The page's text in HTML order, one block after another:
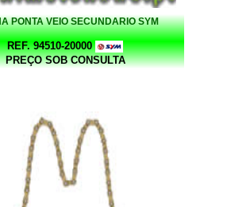
PONTA VEIO SECUNDARIO SYM
REF. 94510-20000
PREÇO SOB CONSULTA